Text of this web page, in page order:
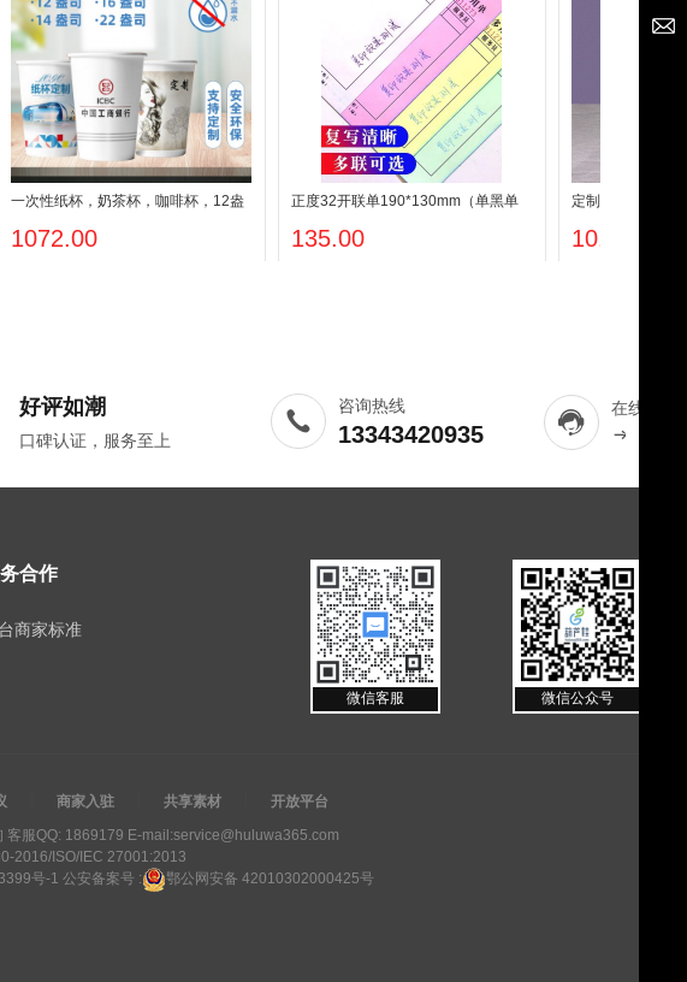
一次性纸杯，奶茶杯，咖啡杯，12盎
1072.00
正度32开联单190*130mm（单黑单
135.00
定制LOGO图案
10.00
好评如潮
口碑认证，服务至上
咨询热线
13343420935
在线客服
合作
商家标准
微信客服 微信公众号
商家入驻 共享素材
开放平台
客服QQ: 1869179 E-mail:service@huluwa365.com
2016/ISO/IEC 27001:2013
号-1 公安备案号 : 鄂公网安备 42010302000425号